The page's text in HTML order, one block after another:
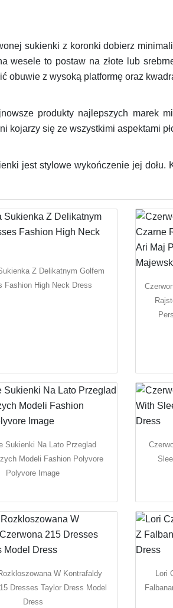
sukienki z koronki dobierz
wesele to postaw na złote lub
obuwie z wysoką platformę oraz
produkty najlepszych marek
kojarzy się ze wszystkimi aspektami
jest stylowe wykończenie jej dołu.
Z Delikatnym Golfem
Fashion High Neck Dress
Sukienki Na Lato Przeglad
Modeli Fashion Polyvore
Polyvore Image
W Kontrafaldy
Dresses Taylor Dress Model
Dress
Lori